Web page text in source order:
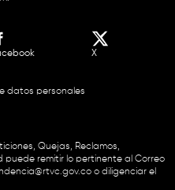
X
datos personales
Quejas, Reclamos,
puede remitir lo pertinente al Correo
o diligenciar el